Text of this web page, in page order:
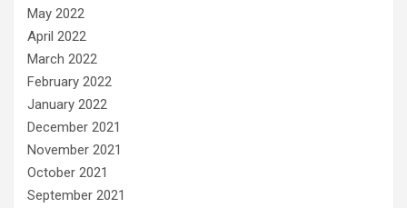
May 2022
April 2022
March 2022
February 2022
January 2022
December 2021
November 2021
October 2021
September 2021